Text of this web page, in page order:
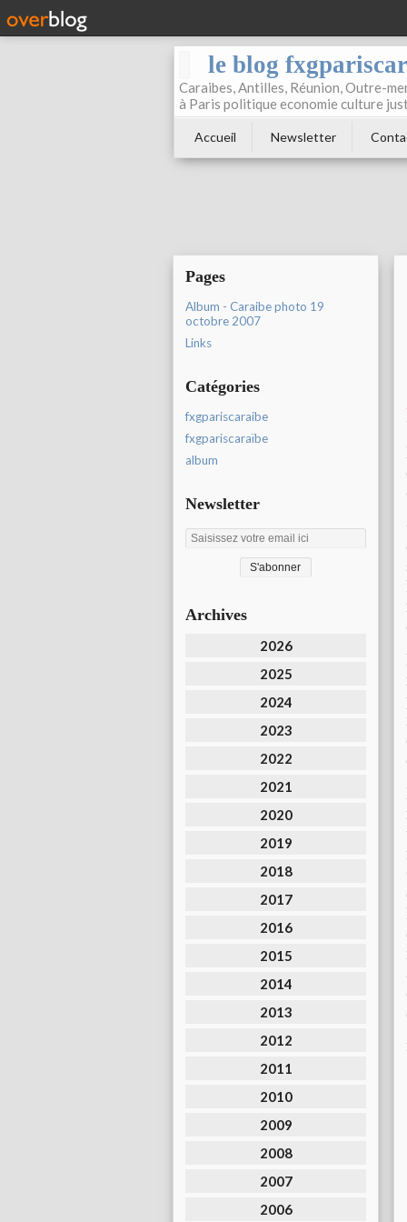
le blog
Caraibes, Antilles, Réunion, Outre-
à Paris politique economie culture
Accueil Newsletter
Pages
Album - Caraibe photo 19
octobre 2007
Links
Catégories
fxgpariscaraibe
fxgpariscaraïbe
album
Newsletter
Archives
2026
2025
2024
2023
2022
2021
2020
2019
2018
2017
2016
2015
2014
2013
2012
2011
2010
2009
2008
2007
2006